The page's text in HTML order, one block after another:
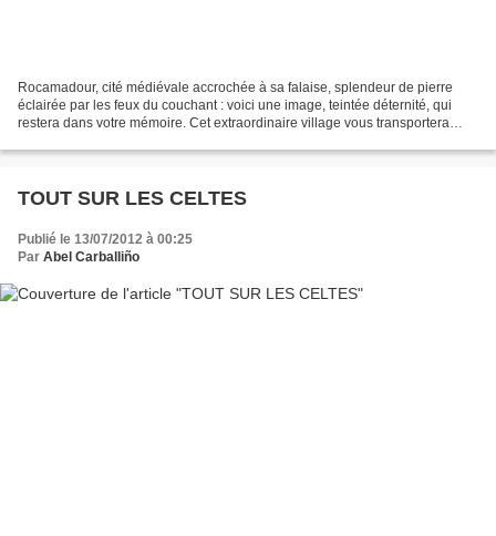
Rocamadour, cité médiévale accrochée à sa falaise, splendeur de pierre
éclairée par les feux du couchant : voici une image, teintée déternité, qui
restera dans votre mémoire. Cet extraordinaire village vous transportera
TOUT SUR LES CELTES
Publié le 13/07/2012 à 00:25
Par Abel Carballiño